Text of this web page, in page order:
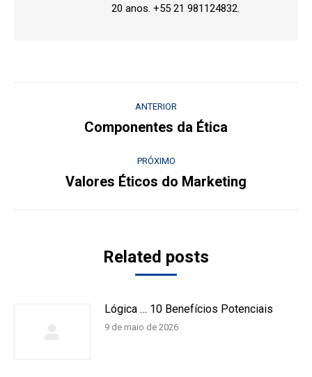
20 anos. +55 21 981124832.
ANTERIOR
Post
Componentes da Ética
PRÓXIMO
Próximo
Valores Éticos do Marketing
Related posts
Lógica … 10 Benefícios Potenciais
9 de maio de 2026